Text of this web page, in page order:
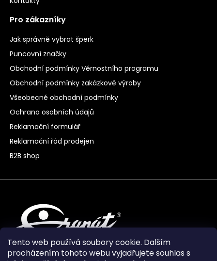
Tento web používá soubory cookie. Dalším
procházením tohoto webu vyjadřujete souhlas s
Pro zákazníky
Jak správně vybrat šperk
Puncovní značky
Obchodní podmínky Věrnostního programu
Obchodní podmínky zakázkové výroby
Všeobecné obchodní podmínky
Ochrana osobních údajů
Reklamační formulář
Reklamační řád prodejen
B2B shop